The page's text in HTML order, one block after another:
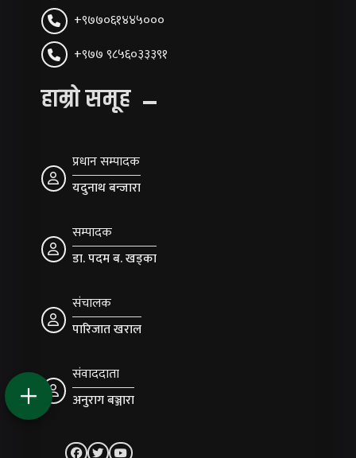
+९७७०६१४४५०००
+९७७ ९८५६०३३३९१
हाम्रो समूह
प्रधान सम्पादक
यदुनाथ बन्जारा
सम्पादक
डा. पदम ब. खड्का
संचालक
पारिजात खराल
संवाददाता
अनुराग बञ्जारा